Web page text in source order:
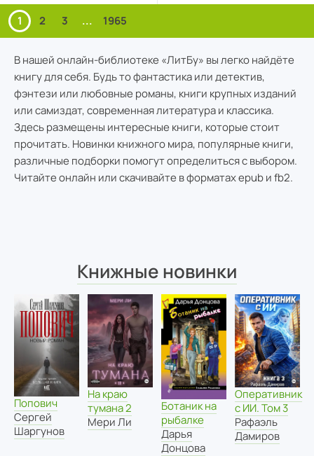
1 2 3 ... 1965
В нашей онлайн-библиотеке «ЛитБу» вы легко найдёте
книгу для себя. Будь то фантастика или детектив,
фэнтези или любовные романы, книги крупных изданий
или самиздат, современная литература и классика.
Здесь размещены интересные книги, которые стоит
прочитать. Новинки книжного мира, популярные книги,
различные подборки помогут определиться с выбором.
Читайте онлайн или скачивайте в форматах epub и fb2.
Книжные новинки
Попович
Сергей
Шаргунов
На краю
тумана 2
Мери Ли
Ботаник на
рыбалке
Дарья
Донцова
Оперативник
с ИИ. Том 3
Рафаэль
Дамиров